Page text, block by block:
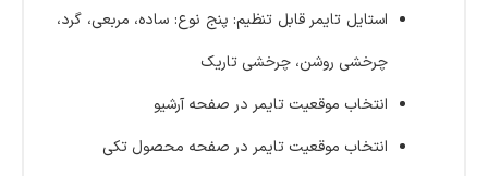
استایل تایمر قابل تنظیم: پنج نوع: ساده، مربعی، گرد،
چرخشی روشن، چرخشی تاریک
انتخاب موقعیت تایمر در صفحه آرشیو
انتخاب موقعیت تایمر در صفحه محصول تکی